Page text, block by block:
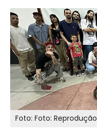
Foto: Foto: Reprodução